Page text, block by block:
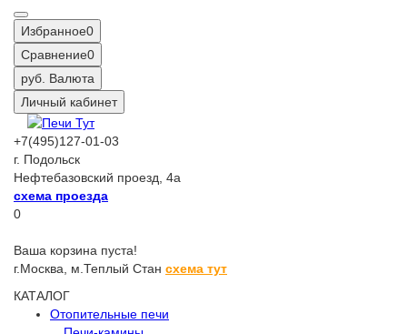
Избранное0
Сравнение0
руб. Валюта
Личный кабинет
+7(495)127-01-03
г. Подольск
Нефтебазовский проезд, 4а
схема проезда
0
Ваша корзина пуста!
г.Москва, м.Теплый Стан схема тут
КАТАЛОГ
Отопительные печи